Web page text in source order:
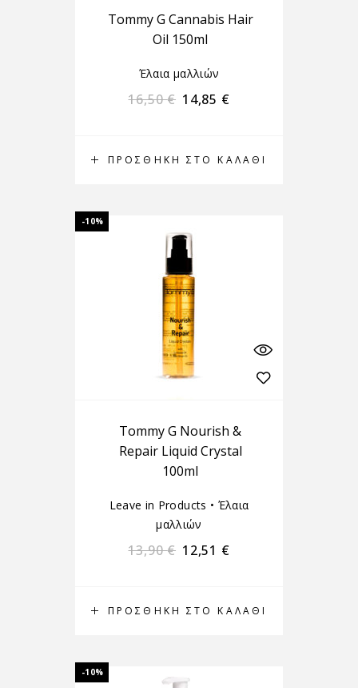
ΠΡΟΣΘΉΚΗ ΣΤΟ ΚΑΛΆΘΙ
Tommy G Cannabis Hair
Oil 150ml
Έλαια μαλλιών
16,50€ 14,85 €
-10%
ΠΡΟΣΘΉΚΗ ΣΤΟ ΚΑΛΆΘΙ
Tommy G Nourish &
Repair Liquid Crystal
100ml
Leave in Products • Έλαια
μαλλιών
13,90€ 12,51 €
-10%